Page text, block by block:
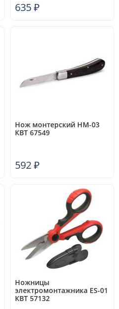
635₽
Нож монтерский НМ-03
КВТ 67549
592₽
Ножницы
электромонтажника ES-01
КВТ 57132